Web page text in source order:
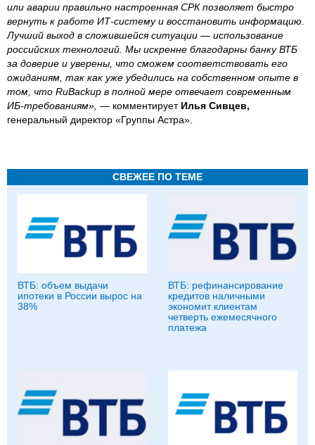
или аварии правильно настроенная СРК позволяет быстро
вернуть к работе ИТ-систему и восстановить информацию.
Лучший выход в сложившейся ситуации — использование
российских технологий. Мы искренне благодарны банку ВТБ
за доверие и уверены, что сможем соответствовать его
ожиданиям, так как уже убедились на собственном опыте в
том, что RuBackup в полной мере отвечает современным
ИБ-требованиям», — комментирует Илья Сивцев,
генеральный директор «Группы Астра».
СВЕЖЕЕ ПО ТЕМЕ
ВТБ: объем выдачи
ипотеки в России вырос на
38%
ВТБ: рефинансирование
кредитов наличными
экономит клиентам
четверть ежемесячного
платежа